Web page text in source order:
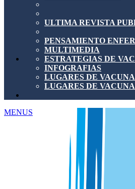
ULTIMA REVISTA
PENSAMIENTO
MULTIMEDIA
ESTRATEGIAS DE
INFOGRAFIAS
LUGARES DE
LUGARES DE
MENUS